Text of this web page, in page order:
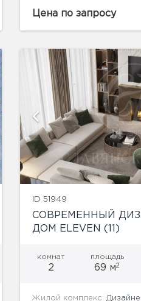
себя холл с красивой
Цена по запросу
ID 51949
СОВРЕМЕННЫЙ
ДОМ ELEVEN (11)
комнат
2
площадь
69 м2
Жилой комплекс:
показать